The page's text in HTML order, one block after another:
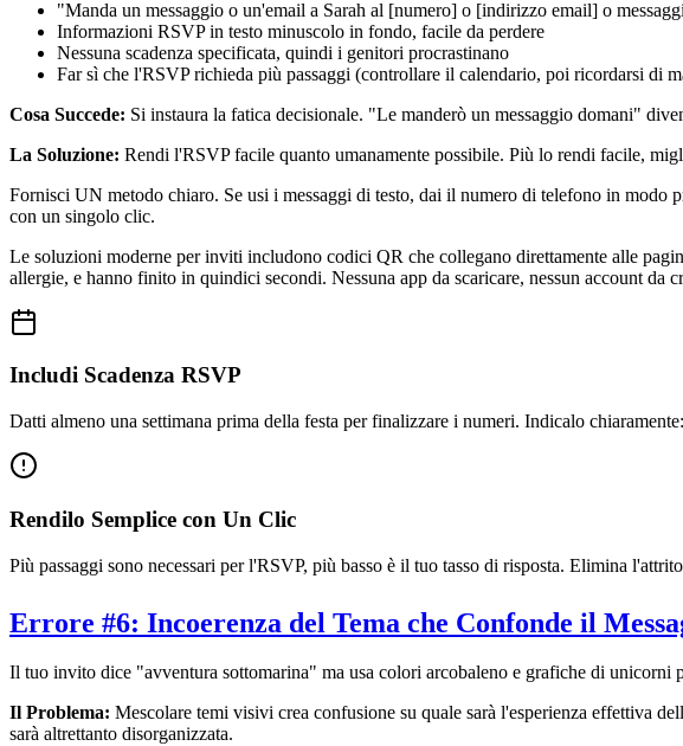
"Manda un messaggio o un'email a Sarah al [numero] o [indirizzo email] o
Informazioni RSVP in testo minuscolo in fondo, facile da perdere
Nessuna scadenza specificata, quindi i genitori procrastinano
Far sì che l'RSVP richieda più passaggi (controllare il calendario, poi ricordarsi di
Cosa Succede: Si instaura la fatica decisionale. "Le manderò un messaggio domani"
La Soluzione: Rendi l'RSVP facile quanto umanamente possibile. Più lo rendi facile,
Fornisci UN metodo chiaro. Se usi i messaggi di testo, dai il numero di telefono in
con un singolo clic.
Le soluzioni moderne per inviti includono codici QR che collegano direttamente alle
allergie, e hanno finito in quindici secondi. Nessuna app da scaricare, nessun account da
Includi Scadenza RSVP
Datti almeno una settimana prima della festa per finalizzare i numeri. Indicalo
Rendilo Semplice con Un Clic
Più passaggi sono necessari per l'RSVP, più basso è il tuo tasso di risposta. Elimina
Errore #6: Incoerenza del Tema che Confonde il
Il tuo invito dice "avventura sottomarina" ma usa colori arcobaleno e grafiche di unicorni
Il Problema: Mescolare temi visivi crea confusione su quale sarà l'esperienza effettiva
sarà altrettanto disorganizzata.